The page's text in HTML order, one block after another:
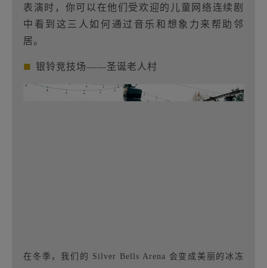
表演时，你可以在他们受欢迎的儿童网络连续剧
中看到这三人如何通过音乐和想象力来帮助邻
居。
■ 银铃竞技场——圣诞老人村
在冬季，我们的 Silver Bells Arena 会变成美丽的冰冻